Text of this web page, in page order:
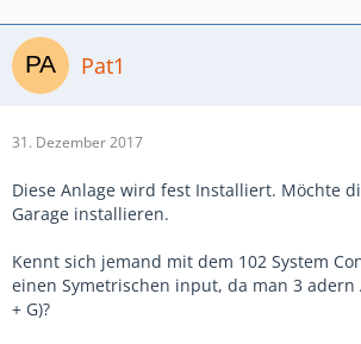
Pat1
31. Dezember 2017
Diese Anlage wird fest Installiert. Möchte
Garage installieren.
Kennt sich jemand mit dem 102 System
einen Symetrischen input, da man 3 adern
+ G)?